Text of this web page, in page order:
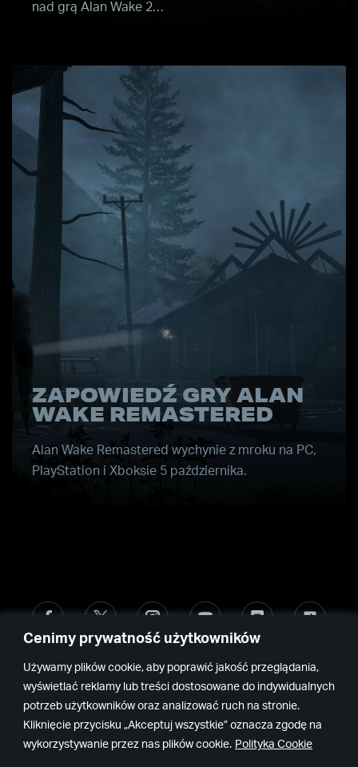
Cenimy prywatność użytkowników
Używamy plików cookie, aby poprawić jakość przeglądania,
wyświetlać reklamy lub treści dostosowane do indywidualnych
potrzeb użytkowników oraz analizować ruch na stronie.
Kliknięcie przycisku „Akceptuj wszystkie” oznacza zgodę na
wykorzystywanie przez nas plików cookie. Polityka Cookie
nad grą Alan Wake 2…
ZAPOWIEDŹ GRY ALAN
WAKE REMASTERED
Alan Wake Remastered wychynie z mroku na PC,
PlayStation i Xboksie 5 października.
RemedyEpic
Games